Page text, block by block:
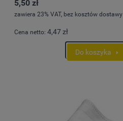
5,50 zł
zawiera 23% VAT, bez kosztów dostawy
Cena netto: 4,47 zł
Do koszyka